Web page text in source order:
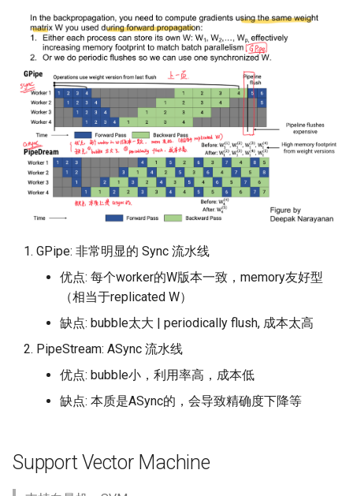
GPipe: 非常明显的 Sync 流水线
优点: 每个worker的W版本一致，memory友好型
（相当于replicated W）
缺点: bubble太大 | periodically flush, 成本太高
PipeStream: ASync 流水线
优点: bubble小，利用率高，成本低
缺点: 本质是ASync的，会导致精确度下降等
Support Vector Machine